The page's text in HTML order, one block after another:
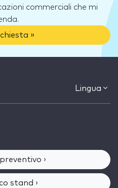
commerciali che mi
»
Lingua
›
stand ›